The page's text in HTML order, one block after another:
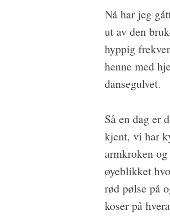
Nå har jeg
ut av den
hyppig
henne med
dansegulvet.
Så en dag er
kjent, vi har
armkroken
øyeblikket
rød pølse på
koser på